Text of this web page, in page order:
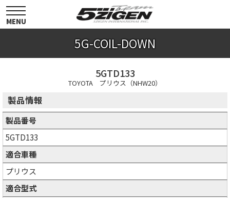
toggle
navigation
MENU
5G-COIL-DOWN
5GTD133
TOYOTA プリウス（NHW20）
製品情報
製品番号
5GTD133
適合車種
プリウス
適合型式